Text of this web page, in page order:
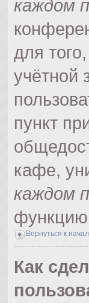
каждом
для
учётной
пункт
кафе,
каждом
Вернуться к
Как